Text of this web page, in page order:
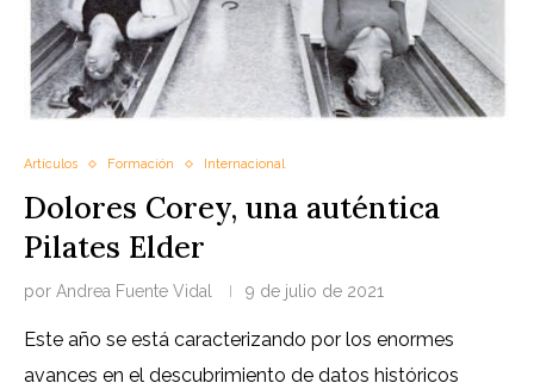
Artículos Formación Internacional
Dolores Corey, una auténtica
Pilates Elder
por Andrea Fuente Vidal 9 de julio de 2021
Este año se está caracterizando por los enormes
avances en el descubrimiento de datos históricos